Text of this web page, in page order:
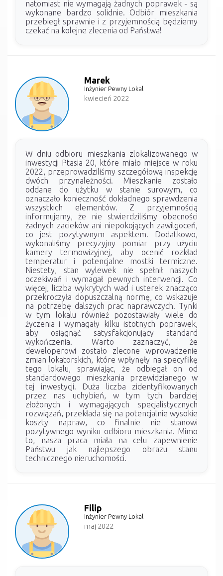
natomiast nie wymagają żadnych poprawek - są
wykonane bardzo solidnie. Odbiór mieszkania
przebiegł sprawnie i z przyjemnością będziemy
czekać na kolejne zlecenia od Państwa!
Marek
Inżynier Pewny Lokal
kwiecień 2022
W dniu odbioru mieszkania zlokalizowanego w
inwestycji Ptasia 20, które miało miejsce w roku
2022, przeprowadziliśmy szczegółową inspekcję
dwóch przynależności. Mieszkanie zostało
oddane do użytku w stanie surowym, co
oznaczało konieczność dokładnego sprawdzenia
wszystkich elementów. Z przyjemnością
informujemy, że nie stwierdziliśmy obecności
żadnych zacieków ani niepokojących zawilgoceń,
co jest pozytywnym aspektem. Dodatkowo,
wykonaliśmy precyzyjny pomiar przy użyciu
kamery termowizyjnej, aby ocenić rozkład
temperatur i potencjalne mostki termiczne.
Niestety, stan wylewek nie spełnił naszych
oczekiwań i wymagał pewnych interwencji. Co
więcej, liczba wykrytych wad i usterek znacząco
przekroczyła dopuszczalną normę, co wskazuje
na potrzebę dalszych prac naprawczych. Tynki
w tym lokalu również pozostawiały wiele do
życzenia i wymagały kilku istotnych poprawek,
aby osiągnąć satysfakcjonujący standard
wykończenia. Warto zaznaczyć, że
deweloperowi zostało zlecone wprowadzenie
zmian lokatorskich, które wpłynęły na specyfikę
tego lokalu, sprawiając, że odbiegał on od
standardowego mieszkania przewidzianego w
tej inwestycji. Duża liczba zidentyfikowanych
przez nas uchybień, w tym tych bardziej
złożonych i wymagających specjalistycznych
rozwiązań, przekłada się na potencjalnie wysokie
koszty napraw, co finalnie nie stanowi
pozytywnego wyniku odbioru mieszkania. Mimo
to, nasza praca miała na celu zapewnienie
Państwu jak najlepszego obrazu stanu
technicznego nieruchomości.
Filip
Inżynier Pewny Lokal
maj 2022